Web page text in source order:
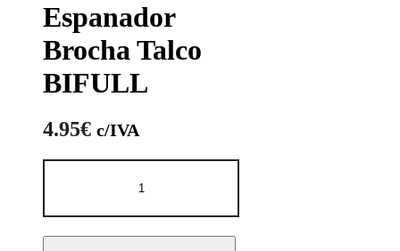
Espanador
Brocha Talco
BIFULL
4.95€ c/IVA